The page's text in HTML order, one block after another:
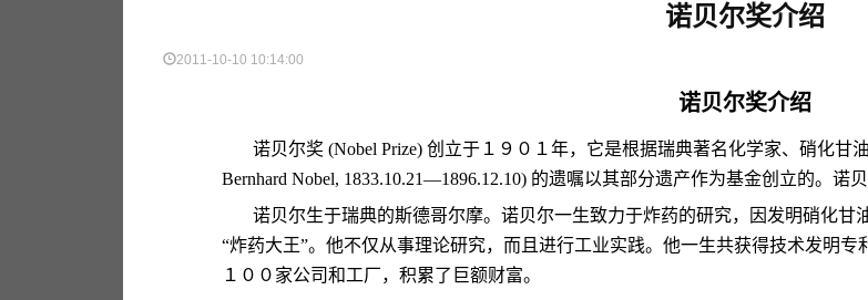
诺贝尔奖介绍
2011-10-10 10:14:00
诺贝尔奖介绍
诺贝尔奖 (Nobel Prize) 创立于１９０１年，它是根据瑞典著名化学家、硝化甘
Bernhard Nobel, 1833.10.21—1896.12.10) 的遗嘱以其部分遗产作为基金创立的。诺
诺贝尔生于瑞典的斯德哥尔摩。诺贝尔一生致力于炸药的研究，因发明硝化甘
“炸药大王”。他不仅从事理论研究，而且进行工业实践。他一生共获得技术发明
１００家公司和工厂，积累了巨额财富。